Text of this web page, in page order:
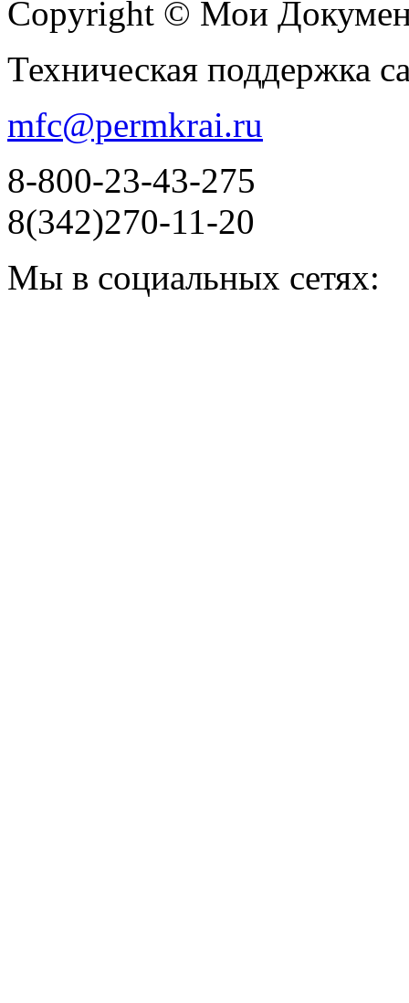
Copyright © Мои
Техническая поддержка
mfc@permkrai.ru
8-800-23-43-275
8(342)270-11-20
Мы в социальных сетях: